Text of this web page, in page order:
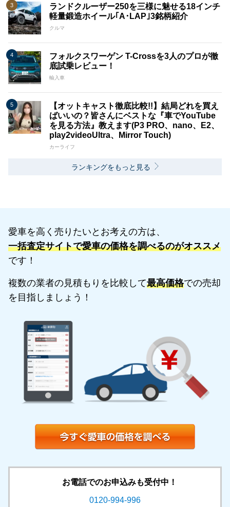
ランドクルーザー250を三様に魅せる18インチ
軽量鍛造ホイール｢A･LAP｣3銘柄紹介
クルマ
フォルクスワーゲン T-Crossを3人のプロが徹
底試乗レビュー！
輸入車
【オットキャスト徹底比較!!】結局どれを買え
ばいいの？皆さんにベストな『車でYouTube
を見る方法』教えます(P3 PRO、nano、E2、
play2videoUltra、Mirror Touch)
カーライフ
ランキングをもっと見る
愛車を高く売りたいとお考えの方は、
一括査定サイトで愛車の価格を調べるのがオススメ
です！
複数の業者の見積もりを比較して最高価格での売却
を目指しましょう！
お電話でのお申込みも受付中！
0120-994-996